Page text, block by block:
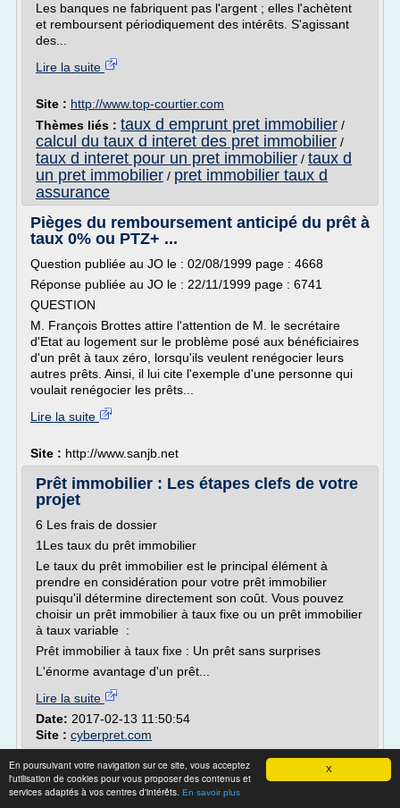
X
En poursuivant votre navigation sur ce site, vous acceptez
l'utilisation de cookies pour vous proposer des contenus et
services adaptés à vos centres d'intérêts. En savoir plus
Les banques ne fabriquent pas l'argent ; elles l'achètent
et remboursent périodiquement des intérêts. S'agissant
des...
Lire la suite
Site : http://www.top-courtier.com
Thèmes liés : taux d emprunt pret immobilier /
calcul du taux d interet des pret immobilier /
taux d interet pour un pret immobilier / taux d
un pret immobilier / pret immobilier taux d
assurance
Pièges du remboursement anticipé du prêt à
taux 0% ou PTZ+ ...
Question publiée au JO le : 02/08/1999 page : 4668
Réponse publiée au JO le : 22/11/1999 page : 6741
QUESTION
M. François Brottes attire l'attention de M. le secrétaire
d'Etat au logement sur le problème posé aux bénéficiaires
d'un prêt à taux zéro, lorsqu'ils veulent renégocier leurs
autres prêts. Ainsi, il lui cite l'exemple d'une personne qui
voulait renégocier les prêts...
Lire la suite
Site : http://www.sanjb.net
Prêt immobilier : Les étapes clefs de votre
projet
6 Les frais de dossier
1Les taux du prêt immobilier
Le taux du prêt immobilier est le principal élément à
prendre en considération pour votre prêt immobilier
puisqu'il détermine directement son coût. Vous pouvez
choisir un prêt immobilier à taux fixe ou un prêt immobilier
à taux variable :
Prêt immobilier à taux fixe : Un prêt sans surprises
L'énorme avantage d'un prêt...
Lire la suite
Date: 2017-02-13 11:50:54
Site : cyberpret.com
Crédit Agricole Nord De France - Eco-prêt à
taux zéro